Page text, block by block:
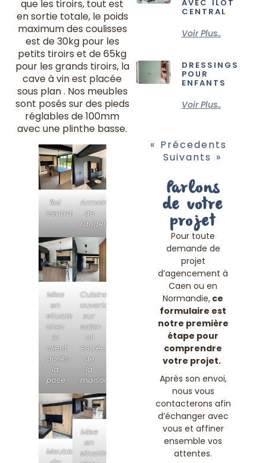
que les tiroirs, tout est
en sortie totale, le poids
maximum des coulisses
est de 30kg pour les
petits tiroirs et de 65kg
pour les grands tiroirs, la
cave à vin est placée
sous plan . Nos meubles
sont posés sur des pieds
réglables de 100mm
avec une plinthe basse.
îlot
central
Armoires
de
rangements
Mise
en
situation
chez
le
client
après
la
pose
Cuisine
ouverte
sur
salon
et
entrée
de
la
maison
Meubles
Mise
en
situation
AVEC ÎLOT
CENTRAL
Voir Plus..
DRESSINGS
POUR
ENFANTS
Voir Plus..
« Précedents
Suivants »
Parlons
de votre
projet
Pour toute
demande de
projet
d’agencement à
Caen ou en
Normandie, ce
formulaire est
notre première
étape pour
comprendre
votre projet.
Après son envoi,
nous vous
contacterons afin
d’échanger avec
vous et affiner
ensemble vos
attentes.